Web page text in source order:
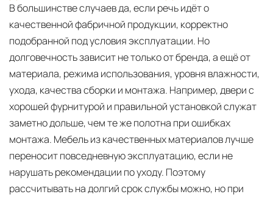
В большинстве случаев да, если речь идёт о
качественной фабричной продукции, корректно
подобранной под условия эксплуатации. Но
долговечность зависит не только от бренда, а ещё от
материала, режима использования, уровня влажности,
ухода, качества сборки и монтажа. Например, двери с
хорошей фурнитурой и правильной установкой служат
заметно дольше, чем те же полотна при ошибках
монтажа. Мебель из качественных материалов лучше
переносит повседневную эксплуатацию, если не
нарушать рекомендации по уходу. Поэтому
рассчитывать на долгий срок службы можно, но при